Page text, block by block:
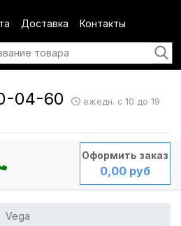
Доставка Контакты
04-60 ежедн. с 10 до 19
Оформить заказ
0,00 руб
Vega